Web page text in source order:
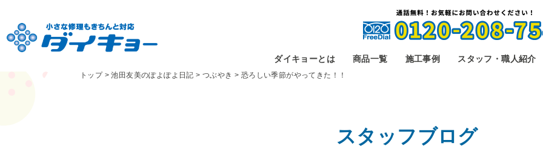
ダイキョーとは 商品一覧 施工事例 スタッフ・職人紹介
トップ>池田友美のぽよぽよ日記 >つぶやき > 恐ろしい季節がやってきた！！
スタッフブログ